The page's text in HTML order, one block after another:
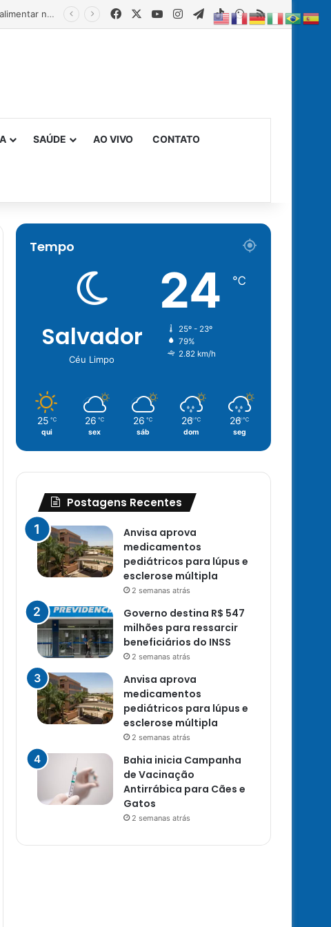
Estado fortalece creches comunitárias com equipamentos para ampliar a segurança alimentar na primeira infância FacebookYouTubeInstagram
Telegram
TikTokWhatsApp
RSS
SAÚDE AO VIVO CONTATO
Tempo
Salvador
Céu Limpo
24 ℃
25º - 23º
79%
2.82 km/h
25 ℃
qui
26 ℃
sex
26 ℃
sáb
26 ℃
dom
26 ℃
seg
Postagens Recentes
Anvisa aprova
medicamentos
pediátricos para lúpus e
esclerose múltipla
2 semanas atrás
Governo destina R$ 547
milhões para ressarcir
beneficiários do INSS
2 semanas atrás
Anvisa aprova
medicamentos
pediátricos para lúpus e
esclerose múltipla
2 semanas atrás
Bahia inicia Campanha
de Vacinação
Antirrábica para Cães e
Gatos
2 semanas atrás